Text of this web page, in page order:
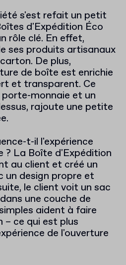
s'est refait un petit
d'Expédition Éco
rôle clé. En effet,
ses produits artisanaux
De plus,
de boîte est enrichie
et transparent. Ce
monnaie et un
rajoute une petite
t-il l'expérience
? La Boîte d'Expédition
au client et créé un
un design propre et
le client voit un sac
une couche de
aident à faire
ce qui est plus
de l'ouverture